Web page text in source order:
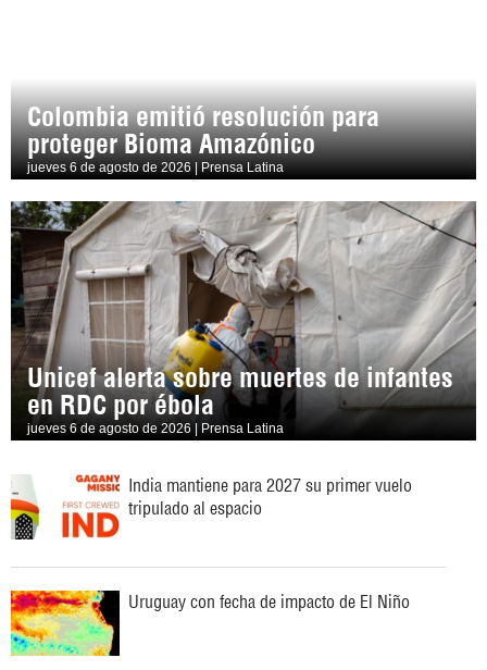
Colombia emitió resolución para
proteger Bioma Amazónico
jueves 6 de agosto de 2026 | Prensa Latina
Unicef alerta sobre muertes de infantes
en RDC por ébola
jueves 6 de agosto de 2026 | Prensa Latina
India mantiene para 2027 su primer vuelo
tripulado al espacio
Uruguay con fecha de impacto de El Niño